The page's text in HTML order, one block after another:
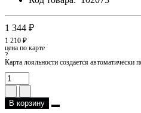
1 344 ₽
1 210 ₽
цена по карте
?
Карта лояльности создается автоматически
В корзину